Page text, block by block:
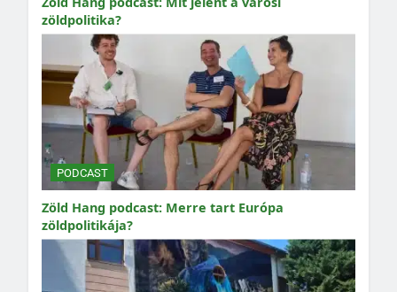
zöldpolitika?
PODCAST
Zöld Hang podcast: Merre tart Európa
zöldpolitikája?